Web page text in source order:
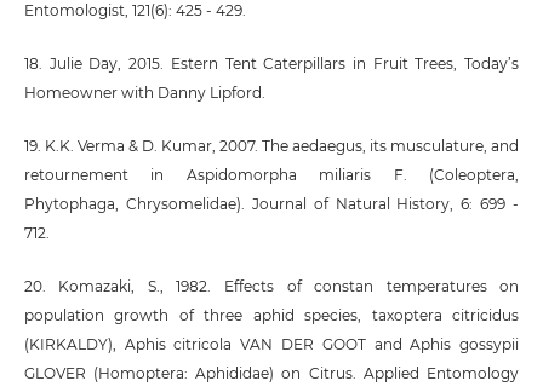
Entomologist, 121(6): 425 - 429.
18. Julie Day, 2015. Estern Tent Caterpillars in Fruit Trees, Today’s
Homeowner with Danny Lipford.
19. K.K. Verma & D. Kumar, 2007. The aedaegus, its musculature, and
retournement in Aspidomorpha miliaris F. (Coleoptera,
Phytophaga, Chrysomelidae). Journal of Natural History, 6: 699 -
712.
20. Komazaki, S., 1982. Effects of constan temperatures on
population growth of three aphid species, taxoptera citricidus
(KIRKALDY), Aphis citricola VAN DER GOOT and Aphis gossypii
GLOVER (Homoptera: Aphididae) on Citrus. Applied Entomology